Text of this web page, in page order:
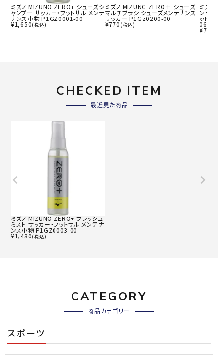
ミズノ MIZUNO ZERO+ シューズシ
ャンプー サッカー・フットサル メンテ
ナンス小物 P1GZ0001-00
¥1,650(税込)
ミズノ MIZUNO ZERO＋ シューズ
マルチブラシ シューズメンテナンス
サッカー P1GZ0200-00
¥770 (税込)
ミズ
ンデ
ット
06-09
¥715
CHECKED ITEM
最近見た商品
ミズノ MIZUNO ZERO+ フレッシュ
ミスト サッカー・フットサル メンテナ
ンス小物 P1GZ0003-00
¥1,430(税込)
CATEGORY
商品カテゴリー
スポーツ